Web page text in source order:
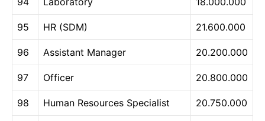
95 HR (SDM) 21.600.000
96 Assistant Manager 20.200.000
97 Officer 20.800.000
98 Human Resources Specialist 20.750.000